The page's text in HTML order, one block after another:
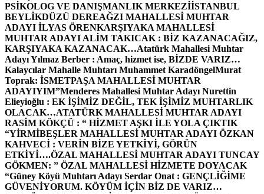
PSİKOLOG VE DANIŞMANLIK MERKEZİİSTANBUL
BEYLİKDÜZÜ DEREAĞZI MAHALLESİ MUHTAR
ADAYI İLYAS ÖRENKARŞIYAKA MAHALLESİ
MUHTAR ADAYI ALİM TAKICAK : BİZ KAZANACAĞIZ,
KARŞIYAKA KAZANACAK…Atatürk Mahallesi Muhtar
Adayı Yılmaz Berber : Amaç, hizmet ise, BİZDE VARIZ…
Kalaycılar Mahalle Muhtarı Muhammet KaradöngelMurat
Toprak: İSMETPAŞA MAHALLESİ MUHTAR
ADAYIYIM”Menderes Mahallesi Muhtar Adayı Nurettin
Elieyioğlu : EK İŞİMİZ DEĞİL, TEK İŞİMİZ MUHTARLIK
OLACAK…ATATÜRK MAHALLESİ MUHTAR ADAYI
RASİM KÖKÇÜ : “ HİZMET AŞKI İLE YOLA ÇIKTIK
“YİRMİBEŞLER MAHALLESİ MUHTAR ADAYI ÖZKAN
KAHVECİ : VERİN BİZE YETKİYİ, GÖRÜN
ETKİYİ….ÖZAL MAHALLESİ MUHTAR ADAYI TUNCAY
GÖKMEN: ” ÖZAL MAHALLESİ HİZMETE DOYACAK
“Güney Köyü Muhtarı Adayı Serdar Onat : GENÇLİĞİME
GÜVENİYORUM. KÖYÜM İÇİN BİZ DE VARIZ…